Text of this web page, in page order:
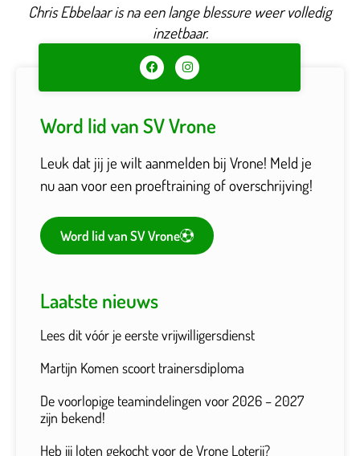
Chris Ebbelaar is na een lange blessure weer volledig
inzetbaar.
Word lid van SV Vrone
Leuk dat jij je wilt aanmelden bij Vrone! Meld je
nu aan voor een proeftraining of overschrijving!
Word lid van SV Vrone
Laatste nieuws
Lees dit vóór je eerste vrijwilligersdienst
Martijn Komen scoort trainersdiploma
De voorlopige teamindelingen voor 2026 – 2027
zijn bekend!
Heb jij loten gekocht voor de Vrone Loterij?